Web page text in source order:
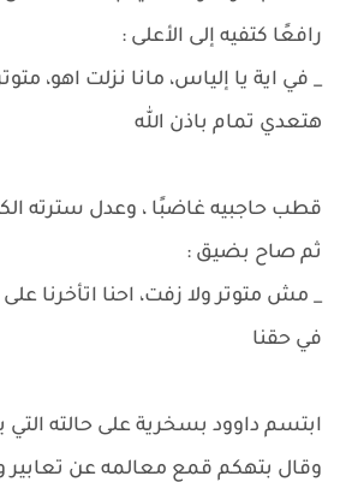
رافعًا كتفيه إلى الأعلى :
_ في اية يا إلياس، مانا نزلت اهو،
هتعدي تمام باذن الله
قطب حاجبيه غاضبًا ، وعدل سترته
ثم صاح بضيق :
_ مش متوتر ولا زفت، احنا اتأخرنا
في حقنا
ابتسم داوود بسخرية على حالته
وقال بتهكم قمع معالمه عن تعابير